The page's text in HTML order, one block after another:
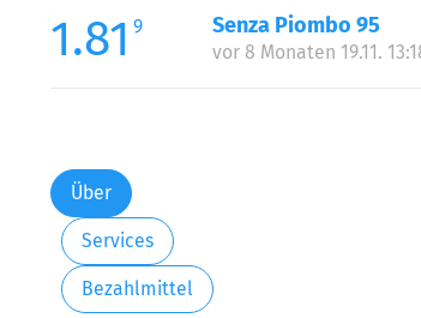
1.81 9 Senza Piombo 95
vor 8 Monaten 19.11.
Über
Services
Bezahlmittel